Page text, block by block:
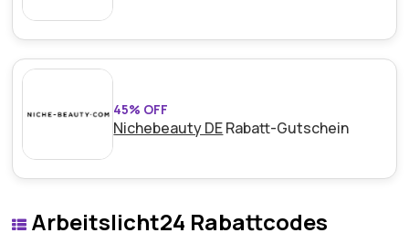
45% OFF
Nichebeauty DERabatt-Gutschein
Arbeitslicht24 Rabattcodes